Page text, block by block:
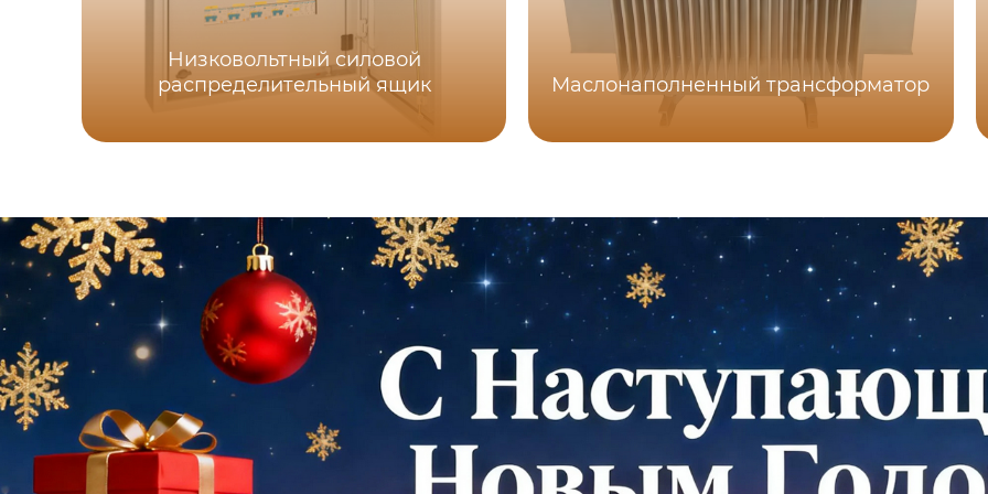
Низковольтный силовой
распределительный ящик
Маслонаполненный трансформатор